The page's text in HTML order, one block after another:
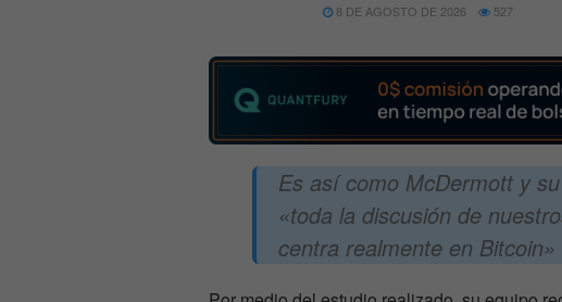
8 DE AGOSTO DE 2026 527
Es así como McDermott y
«toda la discusión de
centra realmente en Bitcoin»